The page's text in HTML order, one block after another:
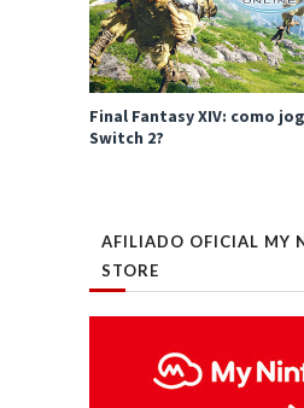
Final Fantasy XIV: como
Switch 2?
AFILIADO OFICIAL MY
STORE